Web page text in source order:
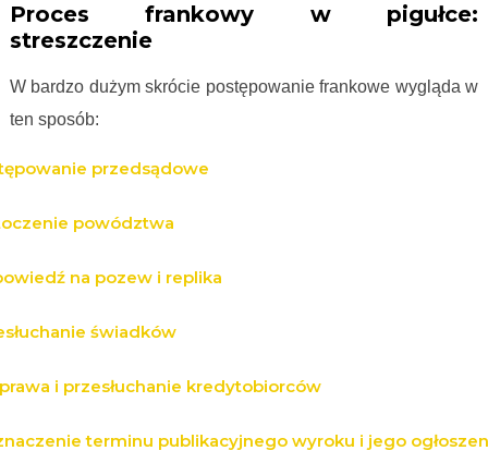
Proces frankowy w pigułce:
streszczenie
W bardzo dużym skrócie postępowanie frankowe wygląda w
ten sposób:
przedsądowe
powództwa
na pozew i replika
świadków
i przesłuchanie kredytobiorców
terminu publikacyjnego wyroku i jego